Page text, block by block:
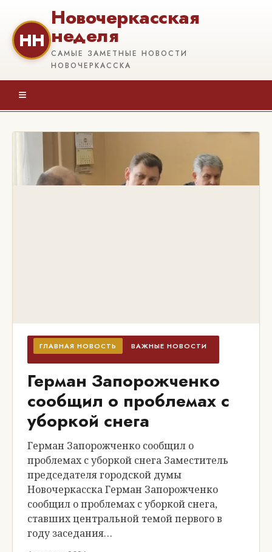
НН
Новочеркасская
неделя
САМЫЕ ЗАМЕТНЫЕ НОВОСТИ
НОВОЧЕРКАССКА
≡
ГЛАВНАЯ НОВОСТЬ ВАЖНЫЕ НОВОСТИ
Герман Запорожченко
сообщил о проблемах с
уборкой снега
Герман Запорожченко сообщил о
проблемах с уборкой снега Заместитель
председателя городской думы
Новочеркасска Герман Запорожченко
сообщил о проблемах с уборкой снега,
ставших центральной темой первого в
году заседания…